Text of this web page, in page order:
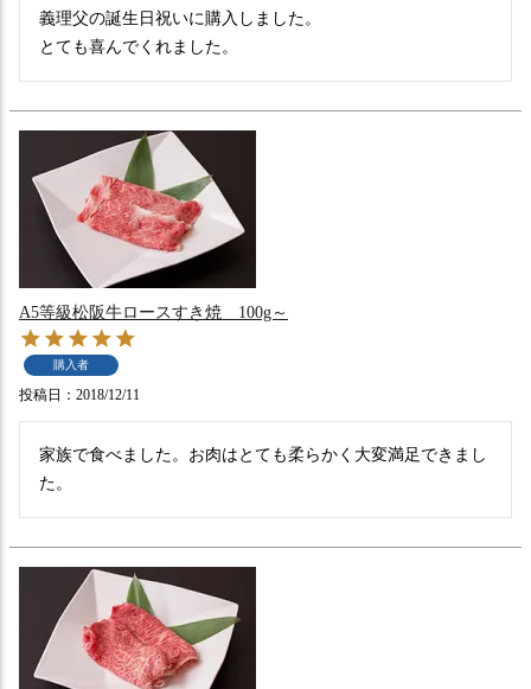
義理父の誕生日祝いに購入しました。
とても喜んでくれました。
A5等級松阪牛ロースすき焼 100g～
購入者
投稿日 2018/12/11
家族で食べました。お肉はとても柔らかく大変満足できまし